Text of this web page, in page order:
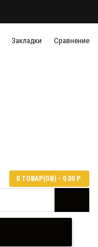
Закладки Сравнение
0 ТОВАР(ОВ) - 0.00 Р.